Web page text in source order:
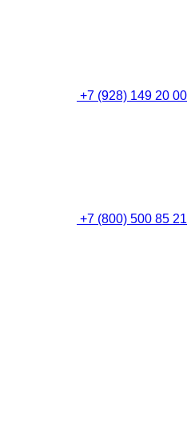
+7 (928) 149 20 00
+7 (800) 500 85 21